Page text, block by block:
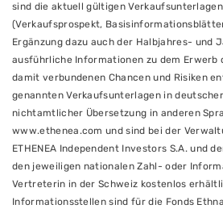
sind die aktuell gültigen
(Verkaufsprospekt,
Ergänzung dazu auch der Halbjahres- und
ausführliche Informationen zu dem Erwerb
damit verbundenen Chancen und Risiken
genannten Verkaufsunterlagen in
nichtamtlicher Übersetzung in anderen
www.ethenea.com und sind bei der
ETHENEA Independent Investors S.A. und
den jeweiligen nationalen Zahl- oder
Vertreterin in der Schweiz kostenlos
Informationsstellen sind für die Fonds